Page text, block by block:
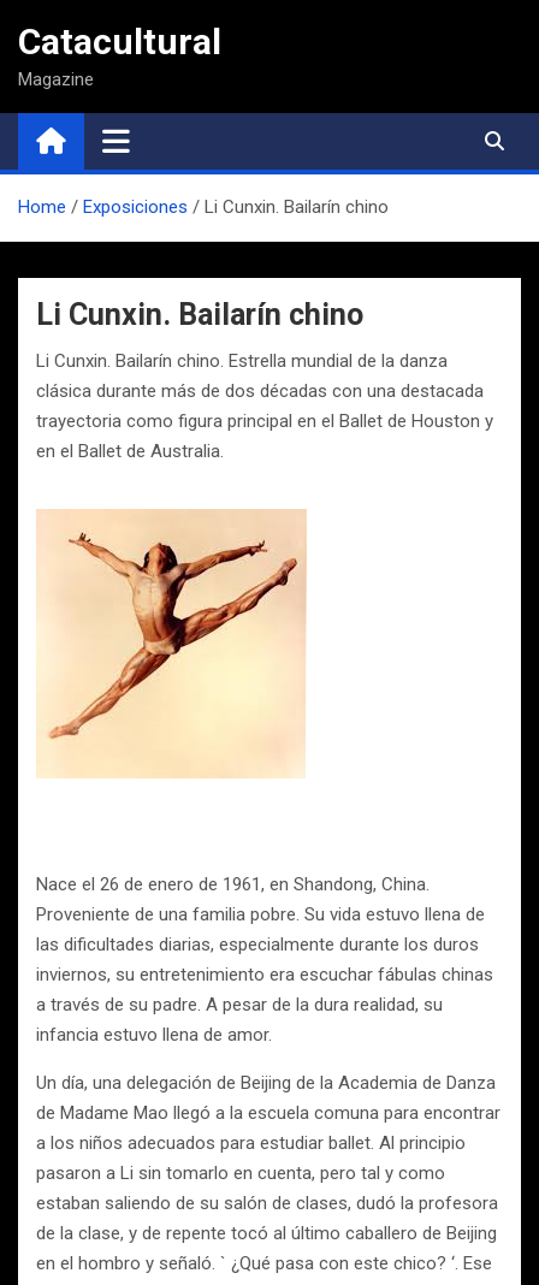
contenido
Catacultural
Magazine
Home Exposiciones Li Cunxin. Bailarín chino
Li Cunxin. Bailarín chino
Li Cunxin. Bailarín chino. Estrella mundial de la danza
clásica durante más de dos décadas con una destacada
trayectoria como figura principal en el Ballet de Houston y
en el Ballet de Australia.
Nace el 26 de enero de 1961, en Shandong, China.
Proveniente de una familia pobre. Su vida estuvo llena de
las dificultades diarias, especialmente durante los duros
inviernos, su entretenimiento era escuchar fábulas chinas
a través de su padre. A pesar de la dura realidad, su
infancia estuvo llena de amor.
Un día, una delegación de Beijing de la Academia de Danza
de Madame Mao llegó a la escuela comuna para encontrar
a los niños adecuados para estudiar ballet. Al principio
pasaron a Li sin tomarlo en cuenta, pero tal y como
estaban saliendo de su salón de clases, dudó la profesora
de la clase, y de repente tocó al último caballero de Beijing
en el hombro y señaló. ` ¿Qué pasa con este chico? ‘. Ese